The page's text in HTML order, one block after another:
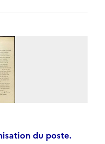
du poste.